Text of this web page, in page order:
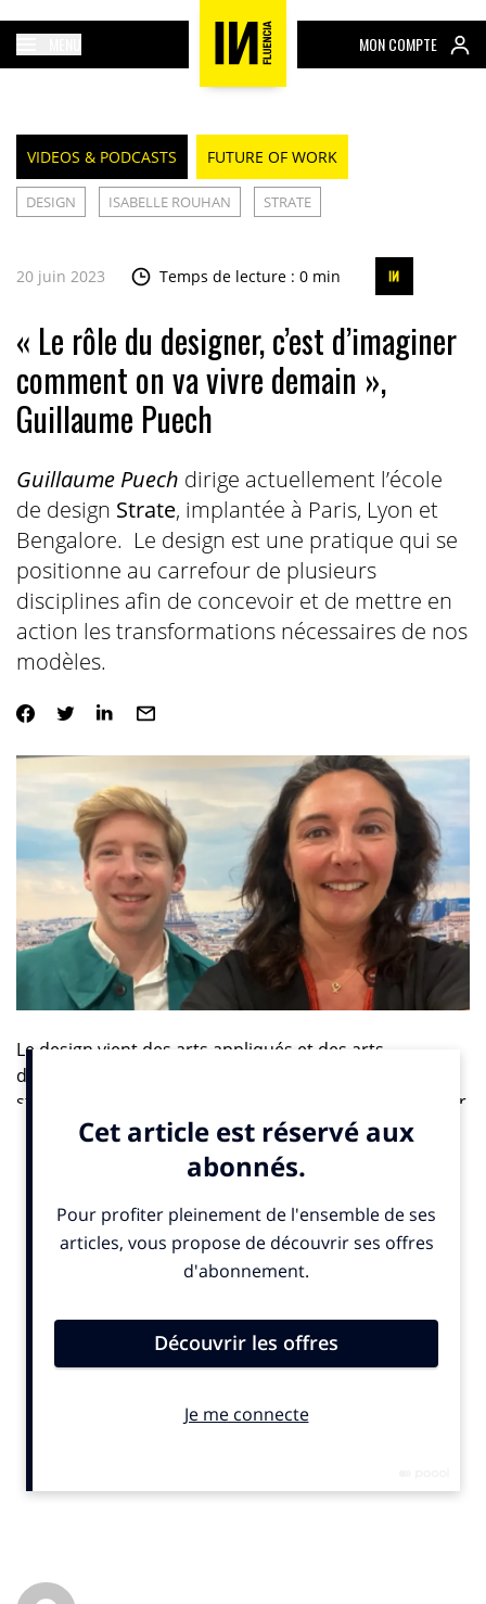
MON COMPTE
VIDEOS & PODCASTS FUTURE OF WORK
DESIGN ISABELLE ROUHAN STRATE
20 juin 2023 Temps de lecture : 0 min
« Le rôle du designer, c’est d’imaginer
comment on va vivre demain »,
Guillaume Puech
Guillaume Puech dirige actuellement l’école
de design Strate, implantée à Paris, Lyon et
Bengalore. Le design est une pratique qui se
positionne au carrefour de plusieurs
disciplines afin de concevoir et de mettre en
action les transformations nécessaires de nos
modèles.
Le design vient des arts appliqués et des arts
décoratifs, et s’étend désormais au design
stratégique. C’est une discipline qui permet d’imaginer
des choses, de faire un pas de côté et de formaliser
l’esprit créatif. Le design est à la fois une discipline très
prospective, mais avec la capacité de « faire atterrir ».
Le mot « design » veut d’ailleurs dire concevoir.
La spécificité de Strate est de placer le design dans le
champ stratégique des organisations, via une
discipline généraliste, qui passe par l’enquête de
terrain, l’idéation, puis le fait de dessiner des
l’échelle, et enfin de voir comment ces idées
interagissent avec la cible. L’essence même du design,